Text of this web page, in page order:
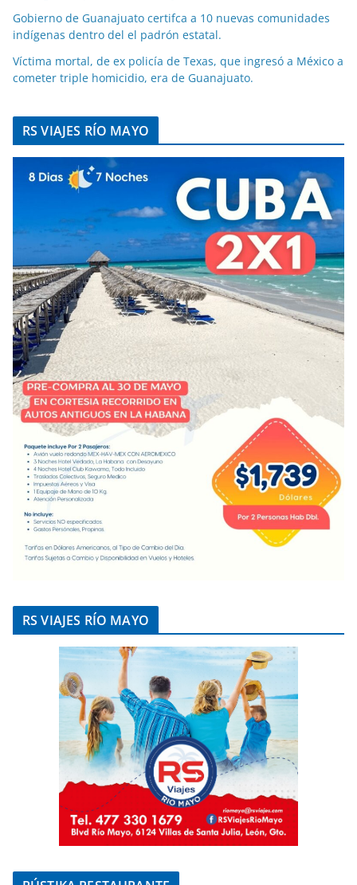
Gobierno de Guanajuato certifca a 10 nuevas comunidades
indígenas dentro del el padrón estatal.
Víctima mortal, de ex policía de Texas, que ingresó a México a
cometer triple homicidio, era de Guanajuato.
RS VIAJES RÍO MAYO
RS VIAJES RÍO MAYO